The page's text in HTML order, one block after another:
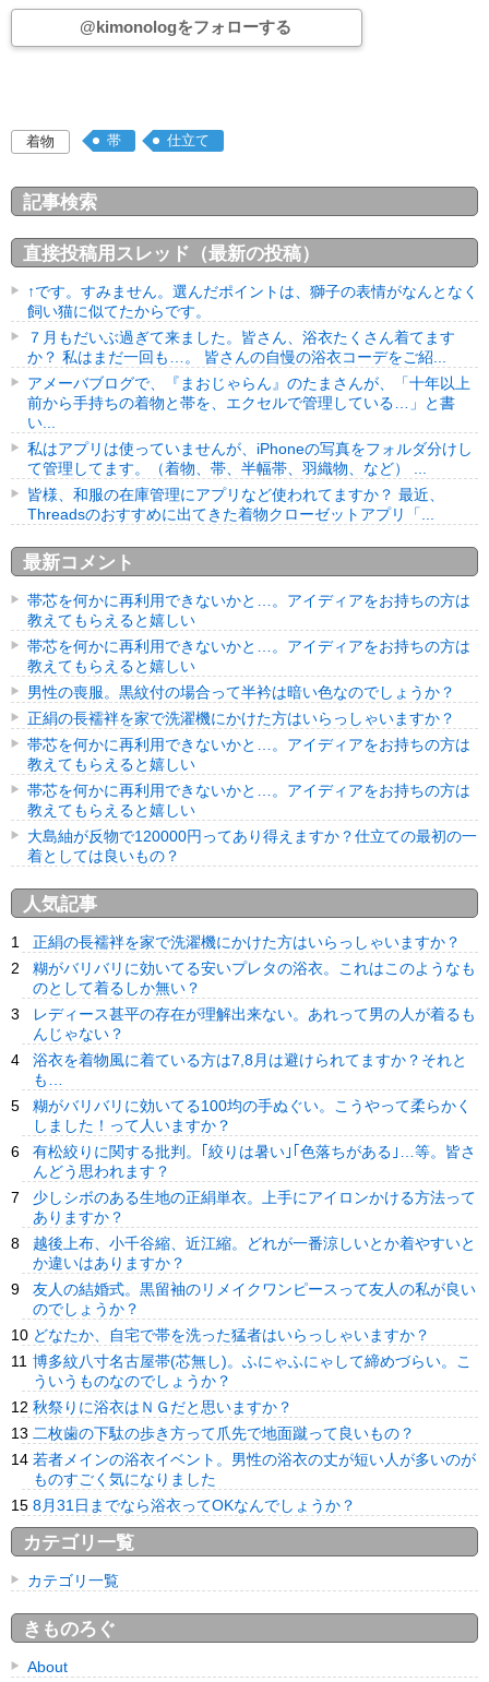
@kimonologをフォローする
着物 帯 仕立て
記事検索
直接投稿用スレッド（最新の投稿）
↑です。すみません。選んだポイントは、獅子の表情がなんとなく
飼い猫に似てたからです。
７月もだいぶ過ぎて来ました。皆さん、浴衣たくさん着てます
か？ 私はまだ一回も…。 皆さんの自慢の浴衣コーデをご紹...
アメーバブログで、『まおじゃらん』のたまさんが、「十年以上
前から手持ちの着物と帯を、エクセルで管理している…」と書
い...
私はアプリは使っていませんが、iPhoneの写真をフォルダ分けし
て管理してます。（着物、帯、半幅帯、羽織物、など） ...
皆様、和服の在庫管理にアプリなど使われてますか？ 最近、
Threadsのおすすめに出てきた着物クローゼットアプリ「...
最新コメント
帯芯を何かに再利用できないかと…。アイディアをお持ちの方は
教えてもらえると嬉しい
帯芯を何かに再利用できないかと…。アイディアをお持ちの方は
教えてもらえると嬉しい
男性の喪服。黒紋付の場合って半衿は暗い色なのでしょうか？
正絹の長襦袢を家で洗濯機にかけた方はいらっしゃいますか？
帯芯を何かに再利用できないかと…。アイディアをお持ちの方は
教えてもらえると嬉しい
帯芯を何かに再利用できないかと…。アイディアをお持ちの方は
教えてもらえると嬉しい
大島紬が反物で120000円ってあり得えますか？仕立ての最初の一
着としては良いもの？
人気記事
正絹の長襦袢を家で洗濯機にかけた方はいらっしゃいますか？
糊がバリバリに効いてる安いプレタの浴衣。これはこのようなも
のとして着るしか無い？
レディース甚平の存在が理解出来ない。あれって男の人が着るも
んじゃない？
浴衣を着物風に着ている方は7,8月は避けられてますか？それと
も…
糊がバリバリに効いてる100均の手ぬぐい。こうやって柔らかく
しました！って人いますか？
有松絞りに関する批判。｢絞りは暑い｣｢色落ちがある｣…等。皆さ
んどう思われます？
少しシボのある生地の正絹単衣。上手にアイロンかける方法って
ありますか？
越後上布、小千谷縮、近江縮。どれが一番涼しいとか着やすいと
か違いはありますか？
友人の結婚式。黒留袖のリメイクワンピースって友人の私が良い
のでしょうか？
どなたか、自宅で帯を洗った猛者はいらっしゃいますか？
博多紋八寸名古屋帯(芯無し)。ふにゃふにゃして締めづらい。こ
ういうものなのでしょうか？
秋祭りに浴衣はＮＧだと思いますか？
二枚歯の下駄の歩き方って爪先で地面蹴って良いもの？
若者メインの浴衣イベント。男性の浴衣の丈が短い人が多いのが
ものすごく気になりました
8月31日までなら浴衣ってOKなんでしょうか？
カテゴリ一覧
カテゴリ一覧
きものろぐ
About